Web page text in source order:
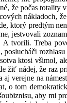
že počas
nákladoch,
ktorý predtým
jestvovali
tvorili. Treba
ktosi
žiť nádej, že raz
verejne na
o tom
aby mi